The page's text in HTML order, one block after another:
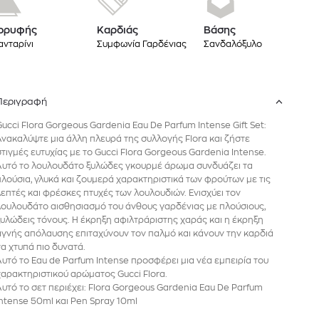
Καρδιάς
Συμφωνία Γαρδένιας
Βάσης
Σανδαλόξυλο
Flora Gorgeous Gardenia Eau De Parfum Intense Gift Set:
μια άλλη πλευρά της συλλογής Flora και ζήστε
ευτυχίας με το Gucci Flora Gorgeous Gardenia Intense.
το λουλουδάτο ξυλώδες γκουρμέ άρωμα συνδυάζει τα
γλυκά και ζουμερά χαρακτηριστικά των φρούτων με τις
και φρέσκες πτυχές των λουλουδιών. Ενισχύει τον
αισθησιασμό του άνθους γαρδένιας με πλούσιους,
τόνους. Η έκρηξη αφιλτράριστης χαράς και η έκρηξη
απόλαυσης επιταχύνουν τον παλμό και κάνουν την καρδιά
χτυπά πιο δυνατά.
το Eau de Parfum Intense προσφέρει μια νέα εμπειρία του
αρώματος Gucci Flora.
το σετ περιέχει: Flora Gorgeous Gardenia Eau De Parfum
50ml και Pen Spray 10ml